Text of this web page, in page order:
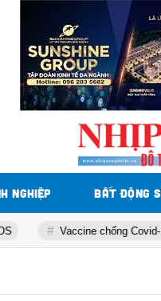
NGHIỆP BẤT ĐỘNG
Vaccine chống Covid-19